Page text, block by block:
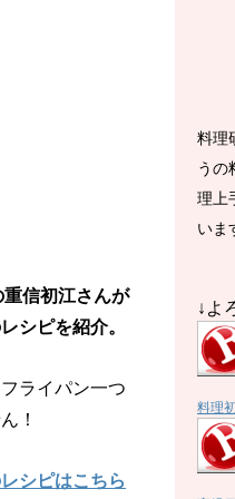
信初江さんが
シピを紹介。
ライパン一つ
！
シピはこちら
料理
うの
理上
いま
↓よ
料理